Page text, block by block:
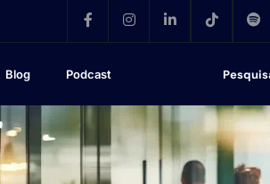
Blog Podcast